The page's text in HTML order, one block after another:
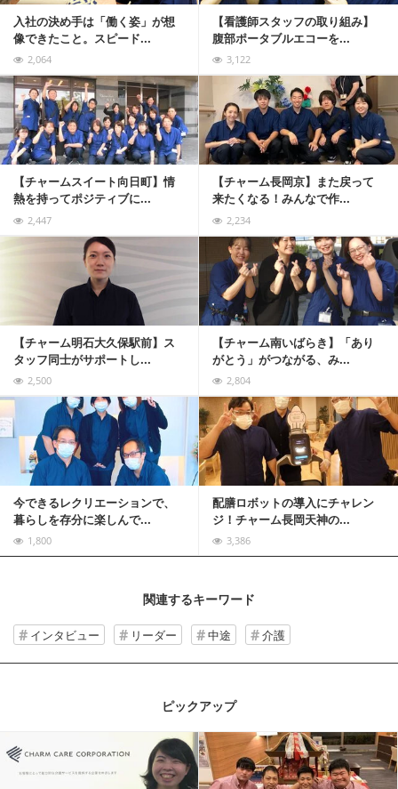
入社の決め手は「働く姿」が想
像できたこと。スピード...
2,064
【看護師スタッフの取り組み】
腹部ポータブルエコーを...
3,122
【チャームスイート向日町】情
熱を持ってポジティブに...
2,447
【チャーム長岡京】また戻って
来たくなる！みんなで作...
2,234
記事を読む
【チャーム明石大久保駅前】ス
タッフ同士がサポートし...
2,500
【チャーム南いばらき】「あり
がとう」がつながる、み...
2,804
今できるレクリエーションで、
暮らしを存分に楽しんで...
1,800
配膳ロボットの導入にチャレン
ジ！チャーム長岡天神の...
3,386
記事を読む
関連するキーワード
インタビュー リーダー 中途 介護
ピックアップ
記事を読む